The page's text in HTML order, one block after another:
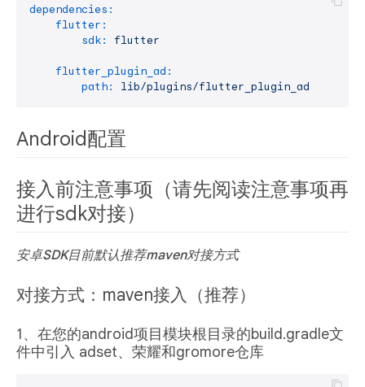
dependencies:
flutter:
sdk:
flutter
flutter_plugin_ad:
path:
lib/plugins/flutter_plugin_ad
Android配置
接入前注意事项（请先阅读注意事项再
进行sdk对接）
安卓SDK目前默认推荐maven对接方式
对接方式：maven接入（推荐）
1、在您的android项目模块根目录的build.gradle文
件中引入 adset、荣耀和gromore仓库